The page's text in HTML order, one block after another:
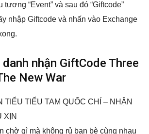
tượng “Event” và sau đó “Giftcode”
nhập Giftcode và nhấn vào Exchange
nhận GiftCode Three
New War
TIỂU TIỂU TAM QUỐC CHÍ – NHẬN
XỊN
chờ gì mà không rủ bạn bè cùng nhau